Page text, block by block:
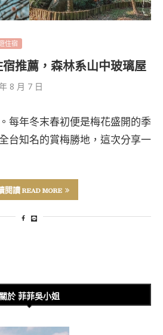
住宿
推薦，森林系山中玻璃屋
8 月 7 日
每年冬末春初便是梅花盛開的季
台知名的賞梅勝地，這次分享一
閱讀 READ MORE
關於 菲菲吳小姐